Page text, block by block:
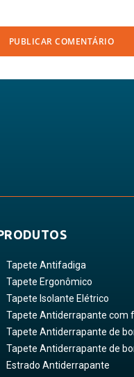
Tapete Antifadiga
Tapete Ergonômico
Tapete Isolante Elétrico
Tapete Antiderrapante com
Tapete Antiderrapante de
Tapete Antiderrapante de
Estrado Antiderrapante